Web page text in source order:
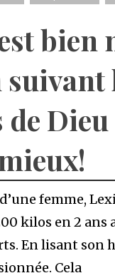
bien
Dieu
femme,
kilos en 2 ans
En lisant son
Cela